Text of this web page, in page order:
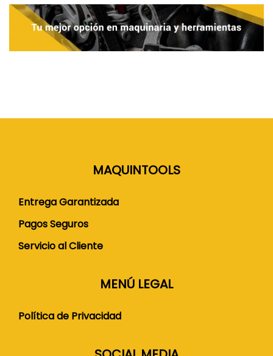
MAQUINTOOLS
Entrega Garantizada
Pagos Seguros
Servicio al Cliente
MENÚ LEGAL
Política de Privacidad